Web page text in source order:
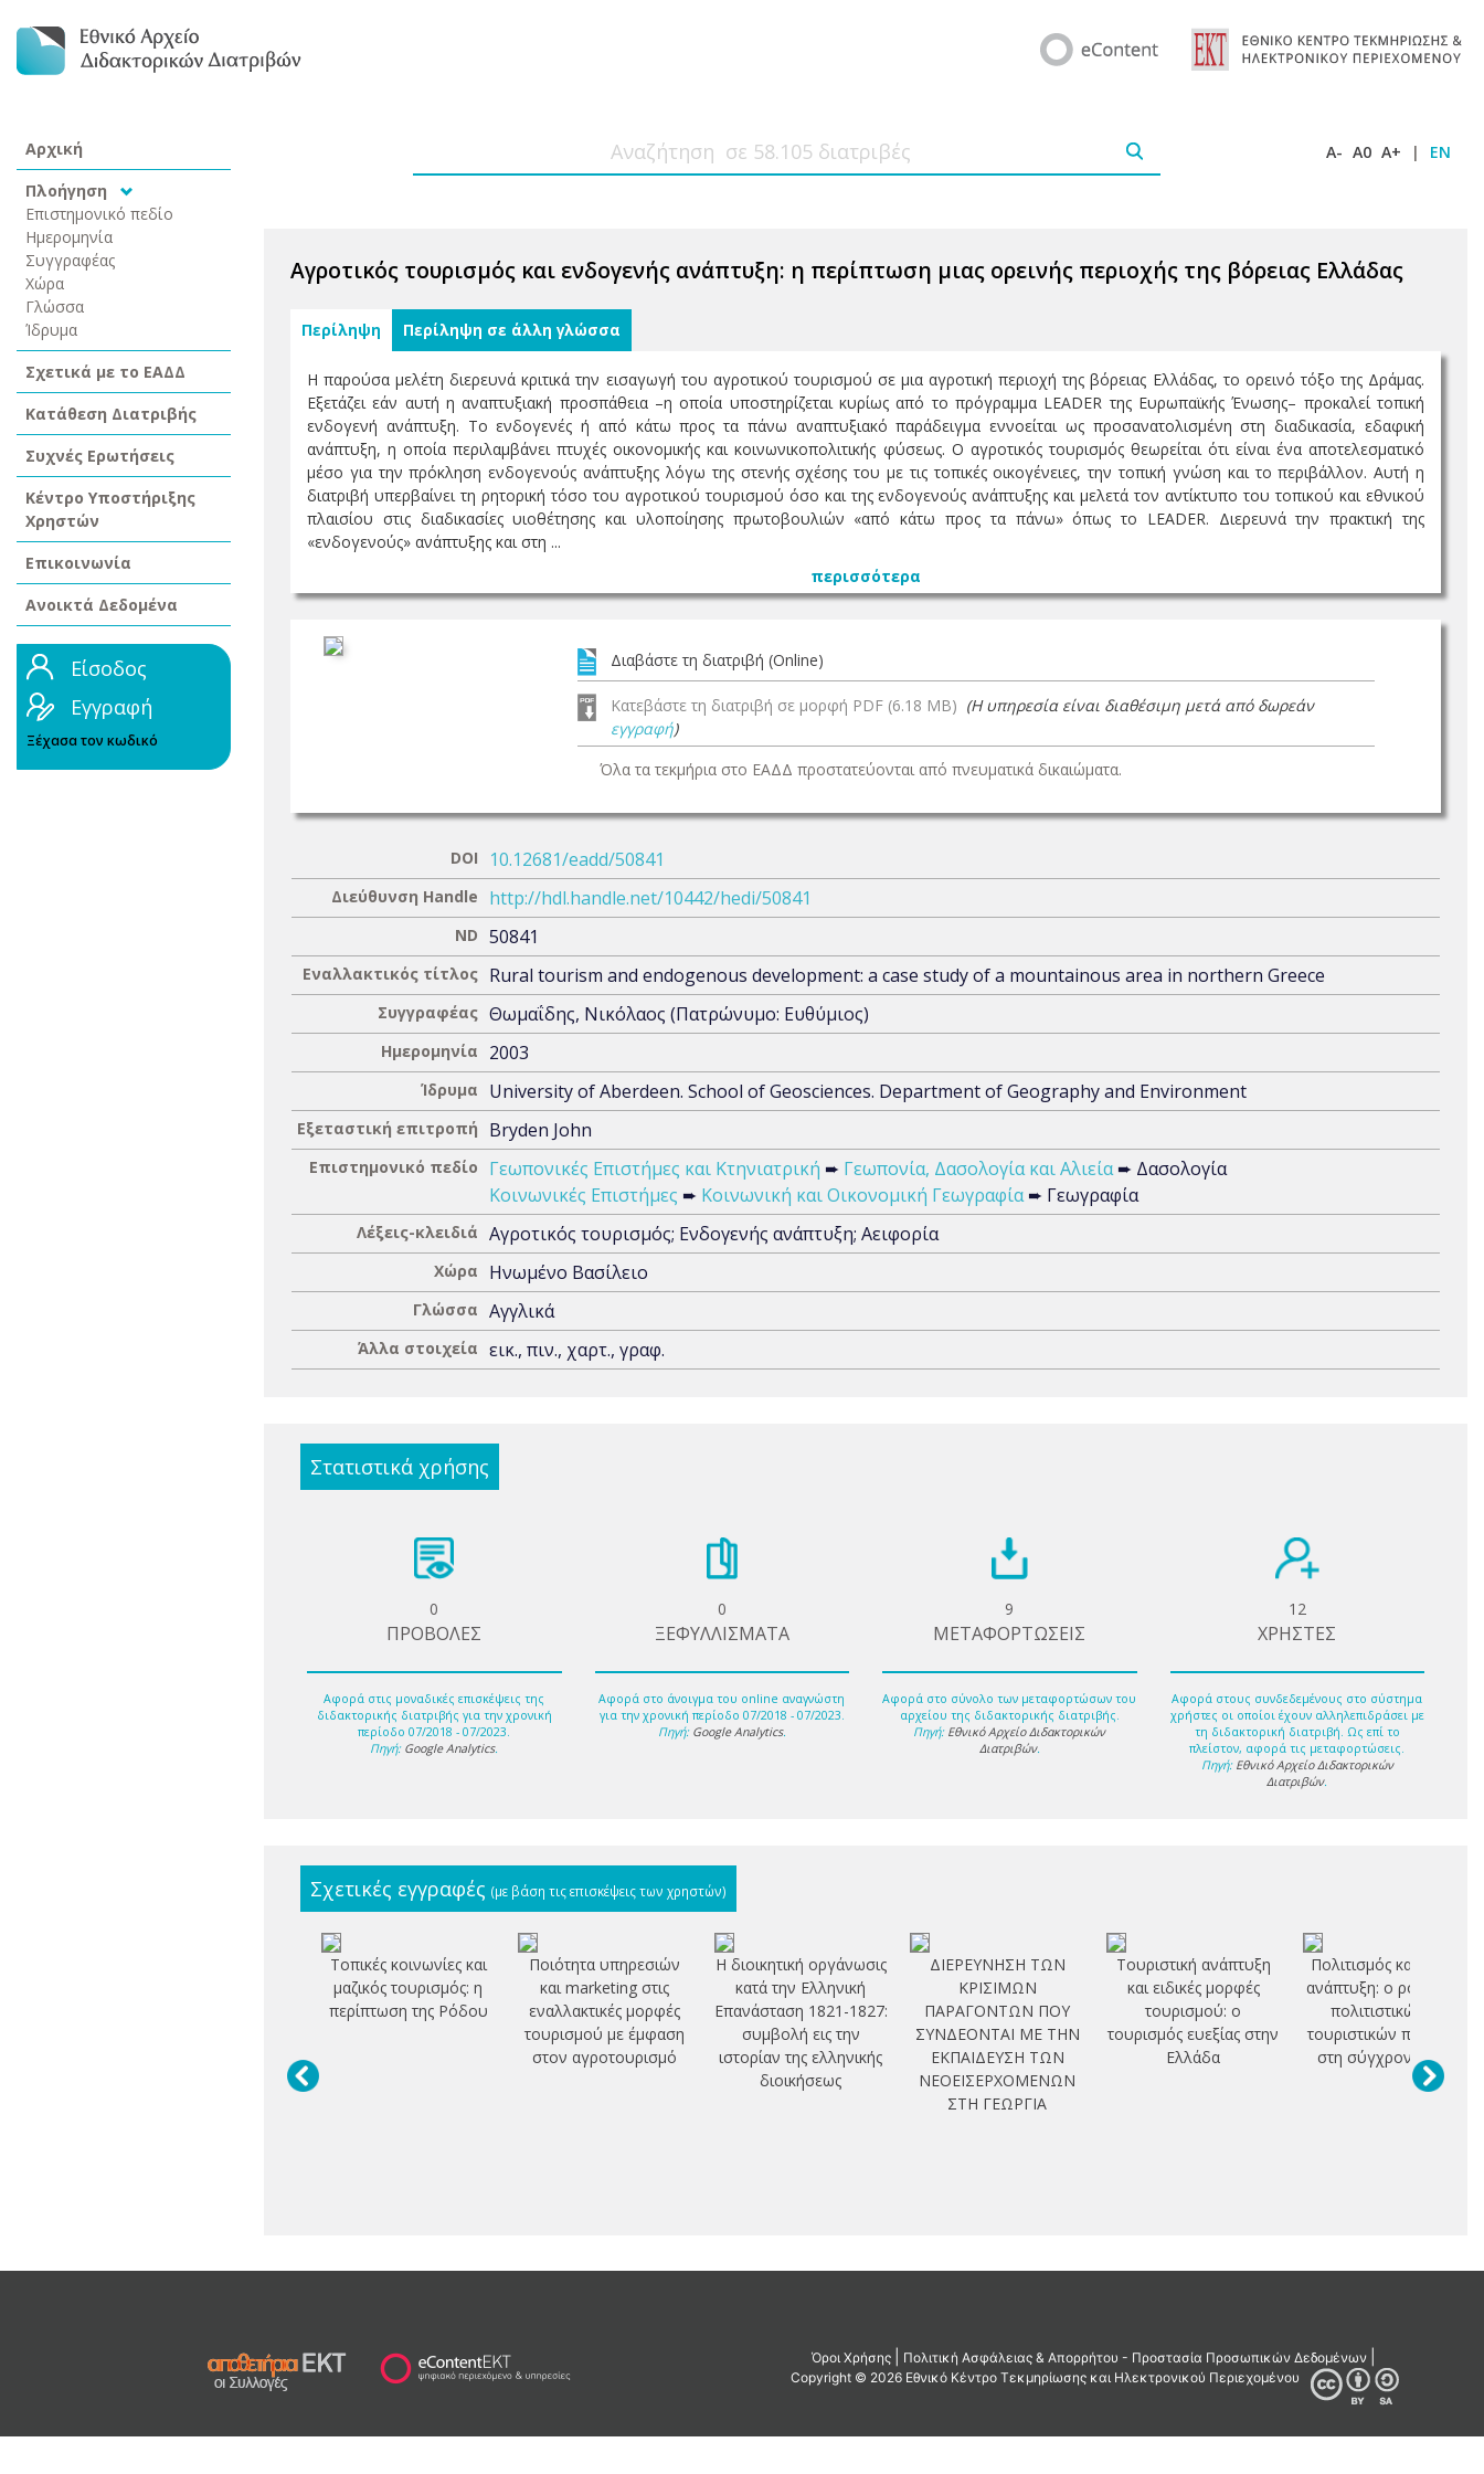
Αρχική
Πλοήγηση
Επιστημονικό πεδίο
Ημερομηνία
Συγγραφέας
Χώρα
Γλώσσα
Ίδρυμα
Σχετικά με το ΕΑΔΔ
Κατάθεση Διατριβής
Συχνές Ερωτήσεις
Κέντρο Υποστήριξης
Χρηστών
Επικοινωνία
Ανοικτά Δεδομένα
Είσοδος
Εγγραφή
Ξέχασα τον κωδικό
A- A0 A+ | EN
Αγροτικός τουρισμός και ενδογενής ανάπτυξη: η περίπτωση μιας ορεινής περιοχής της βόρειας Ελλάδας
Περίληψη Περίληψη σε άλλη γλώσσα
Η παρούσα μελέτη διερευνά κριτικά την εισαγωγή του αγροτικού τουρισμού σε μια αγροτική περιοχή της βόρειας Ελλάδας, το ορεινό τόξο της Δράμας.
Εξετάζει εάν αυτή η αναπτυξιακή προσπάθεια –η οποία υποστηρίζεται κυρίως από το πρόγραμμα LEADER της Ευρωπαϊκής Ένωσης– προκαλεί τοπική
ενδογενή ανάπτυξη. Το ενδογενές ή από κάτω προς τα πάνω αναπτυξιακό παράδειγμα εννοείται ως προσανατολισμένη στη διαδικασία, εδαφική
ανάπτυξη, η οποία περιλαμβάνει πτυχές οικονομικής και κοινωνικοπολιτικής φύσεως. Ο αγροτικός τουρισμός θεωρείται ότι είναι ένα αποτελεσματικό
μέσο για την πρόκληση ενδογενούς ανάπτυξης λόγω της στενής σχέσης του με τις τοπικές οικογένειες, την τοπική γνώση και το περιβάλλον. Αυτή η
διατριβή υπερβαίνει τη ρητορική τόσο του αγροτικού τουρισμού όσο και της ενδογενούς ανάπτυξης και μελετά τον αντίκτυπο του τοπικού και εθνικού
πλαισίου στις διαδικασίες υιοθέτησης και υλοποίησης πρωτοβουλιών «από κάτω προς τα πάνω» όπως το LEADER. Διερευνά την πρακτική της
«ενδογενούς» ανάπτυξης και στη ...
περισσότερα
Διαβάστε τη διατριβή (Online)
Κατεβάστε τη διατριβή σε μορφή PDF (6.18 MB) (Η υπηρεσία είναι διαθέσιμη μετά από δωρεάν
εγγραφή)
Όλα τα τεκμήρια στο ΕΑΔΔ προστατεύονται από πνευματικά δικαιώματα.
DOI 10.12681/eadd/50841
Διεύθυνση Handle http://hdl.handle.net/10442/hedi/50841
ND 50841
Εναλλακτικός τίτλος Rural tourism and endogenous development: a case study of a mountainous area in northern Greece
Συγγραφέας Θωμαΐδης, Νικόλαος (Πατρώνυμο: Ευθύμιος)
Ημερομηνία 2003
Ίδρυμα University of Aberdeen. School of Geosciences. Department of Geography and Environment
Εξεταστική επιτροπή Bryden John
Επιστημονικό πεδίο Γεωπονικές Επιστήμες και Κτηνιατρική ➨ Γεωπονία, Δασολογία και Αλιεία➨ Δασολογία
Κοινωνικές Επιστήμες ➨ Κοινωνική και Οικονομική Γεωγραφία➨ Γεωγραφία
Λέξεις-κλειδιά Αγροτικός τουρισμός; Ενδογενής ανάπτυξη; Αειφορία
Χώρα Ηνωμένο Βασίλειο
Γλώσσα Αγγλικά
Άλλα στοιχεία εικ., πιν., χαρτ., γραφ.
Στατιστικά χρήσης
0
ΠΡΟΒΟΛΕΣ
Αφορά στις μοναδικές επισκέψεις της
διδακτορικής διατριβής για την χρονική
περίοδο 07/2018 - 07/2023.
Πηγή: Google Analytics.
0
ΞΕΦΥΛΛΙΣΜΑΤΑ
Αφορά στο άνοιγμα του online αναγνώστη
για την χρονική περίοδο 07/2018 - 07/2023.
Πηγή: Google Analytics.
9
ΜΕΤΑΦΟΡΤΩΣΕΙΣ
Αφορά στο σύνολο των μεταφορτώσων του
αρχείου της διδακτορικής διατριβής.
Πηγή: Εθνικό Αρχείο Διδακτορικών
Διατριβών.
12
ΧΡΗΣΤΕΣ
Αφορά στους συνδεδεμένους στο σύστημα
χρήστες οι οποίοι έχουν αλληλεπιδράσει με
τη διδακτορική διατριβή. Ως επί το
πλείστον, αφορά τις μεταφορτώσεις.
Πηγή: Εθνικό Αρχείο Διδακτορικών
Διατριβών.
Σχετικές εγγραφές (με βάση τις επισκέψεις των χρηστών)
Τοπικές κοινωνίες και
μαζικός τουρισμός: η
περίπτωση της Ρόδου
Ποιότητα υπηρεσιών
και marketing στις
εναλλακτικές μορφές
τουρισμού με έμφαση
στον αγροτουρισμό
Η διοικητική οργάνωσις
κατά την Ελληνική
Επανάσταση 1821-1827:
συμβολή εις την
ιστορίαν της ελληνικής
διοικήσεως
ΔΙΕΡΕΥΝΗΣΗ ΤΩΝ
ΚΡΙΣΙΜΩΝ
ΠΑΡΑΓΟΝΤΩΝ ΠΟΥ
ΣΥΝΔΕΟΝΤΑΙ ΜΕ ΤΗΝ
ΕΚΠΑΙΔΕΥΣΗ ΤΩΝ
ΝΕΟΕΙΣΕΡΧΟΜΕΝΩΝ
ΣΤΗ ΓΕΩΡΓΙΑ
Τουριστική ανάπτυξη
και ειδικές μορφές
τουρισμού: ο
τουρισμός ευεξίας στην
Ελλάδα
Πολιτισμός και τοπική
ανάπτυξη: ο ρόλος των
πολιτιστικών και
τουριστικών περιοχών
στη σύγχρονη πόλη